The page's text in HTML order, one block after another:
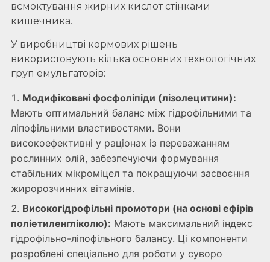
всмоктування жирних кислот стінками
кишечника.
У виробництві кормових рішень
використовують кілька основних технологічних
груп емульгаторів:
Модифіковані фосфоліпіди (лізолецитини):
Мають оптимальний баланс між гідрофільними та
ліпофільними властивостями. Вони
високоефективні у раціонах із переважанням
рослинних олій, забезпечуючи формування
стабільних мікроміцел та покращуючи засвоєння
жиророзчинних вітамінів.
Високогідрофільні промотори (на основі ефірів
поліетиленгліколю): Мають максимальний індекс
гідрофільно-ліпофільного балансу. Ці компоненти
розроблені спеціально для роботи у суворо